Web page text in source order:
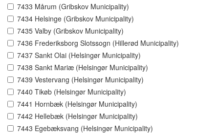
7433 Mårum (Gribskov Municipality)
7434 Helsinge (Gribskov Municipality)
7435 Valby (Gribskov Municipality)
7436 Frederiksborg Slotssogn (Hillerød Municipality)
7437 Sankt Olai (Helsingør Municipality)
7438 Sankt Mariæ (Helsingør Municipality)
7439 Vestervang (Helsingør Municipality)
7440 Tikøb (Helsingør Municipality)
7441 Hornbæk (Helsingør Municipality)
7442 Hellebæk (Helsingør Municipality)
7443 Egebæksvang (Helsingør Municipality)